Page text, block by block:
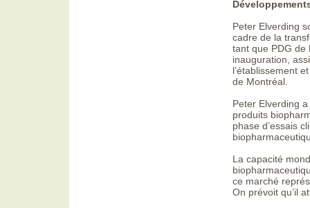
Peter Elverding
cadre de la
tant que PDG de
inauguration,
l’établissement
de Montréal.
Peter Elverding
produits
phase d’essais
La capacité
ce marché
On prévoit qu’il